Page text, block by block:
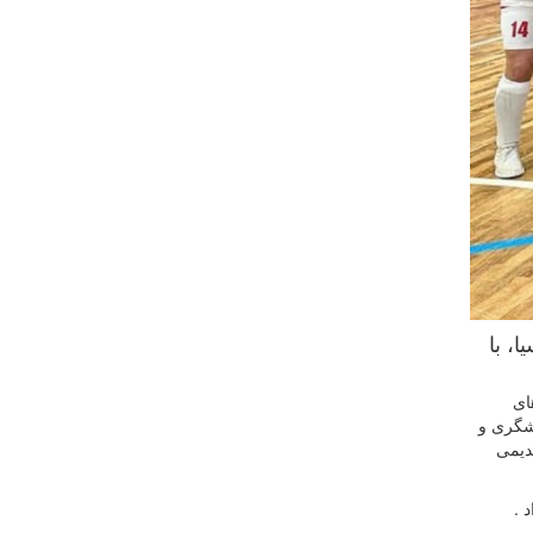
آسیا، با
رقابت های
و
قدیمی